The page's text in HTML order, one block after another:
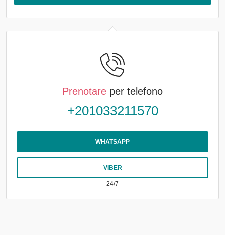
Prenotare per telefono
+201033211570
WHATSAPP
VIBER
24/7